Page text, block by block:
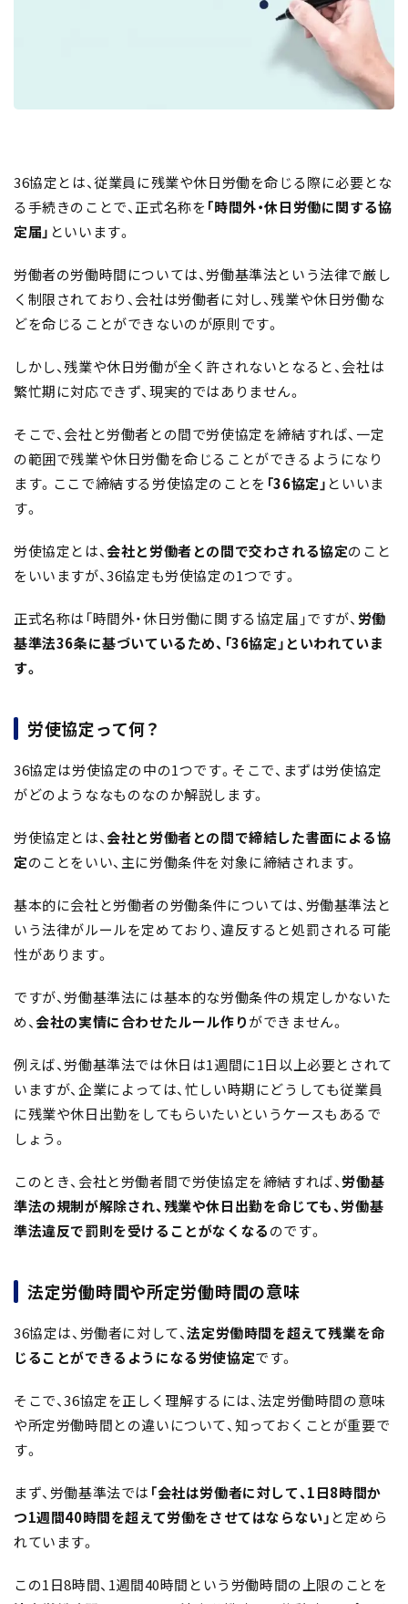
36協定とは、従業員に残業や休日労働を命じる際に必要とな
る手続きのことで、正式名称を 「時間外・休日労働に関する協
定届」 といいます。
労働者の労働時間については、労働基準法という法律で厳し
く制限されており、会社は労働者に対し、残業や休日労働な
どを命じることができないのが原則です。
しかし、残業や休日労働が全く許されないとなると、会社は
繁忙期に対応できず、現実的ではありません。
そこで、会社と労働者との間で労使協定を締結すれば、一定
の範囲で残業や休日労働を命じることができるようになり
ます。ここで締結する労使協定のことを 「36協定」 といいま
す。
労使協定とは、会社と労働者との間で交わされる協定のこと
をいいますが、36協定も労使協定の1つです。
正式名称は「時間外・休日労働に関する協定届」ですが、労働
基準法36条に基づいているため、「36協定」といわれていま
す。
労使協定って何？
36協定は労使協定の中の1つです。そこで、まずは労使協定
がどのようななものなのか解説します。
労使協定とは、会社と労働者との間で締結した書面による協
定のことをいい、主に労働条件を対象に締結されます。
基本的に会社と労働者の労働条件については、労働基準法と
いう法律がルールを定めており、違反すると処罰される可能
性があります。
ですが、労働基準法には基本的な労働条件の規定しかないた
め、会社の実情に合わせたルール作りができません。
例えば、労働基準法では休日は1週間に1日以上必要とされて
いますが、企業によっては、忙しい時期にどうしても従業員
に残業や休日出勤をしてもらいたいというケースもあるで
しょう。
このとき、会社と労働者間で労使協定を締結すれば、労働基
準法の規制が解除され、残業や休日出勤を命じても、労働基
準法違反で罰則を受けることがなくなるのです。
法定労働時間や所定労働時間の意味
36協定は、労働者に対して、法定労働時間を超えて残業を命
じることができるようになる労使協定です。
そこで、36協定を正しく理解するには、法定労働時間の意味
や所定労働時間との違いについて、知っておくことが重要で
す。
まず、労働基準法では 「会社は労働者に対して、1日8時間か
つ1週間40時間を超えて労働をさせてはならない」 と定めら
れています。
この1日8時間、1週間40時間という労働時間の上限のことを